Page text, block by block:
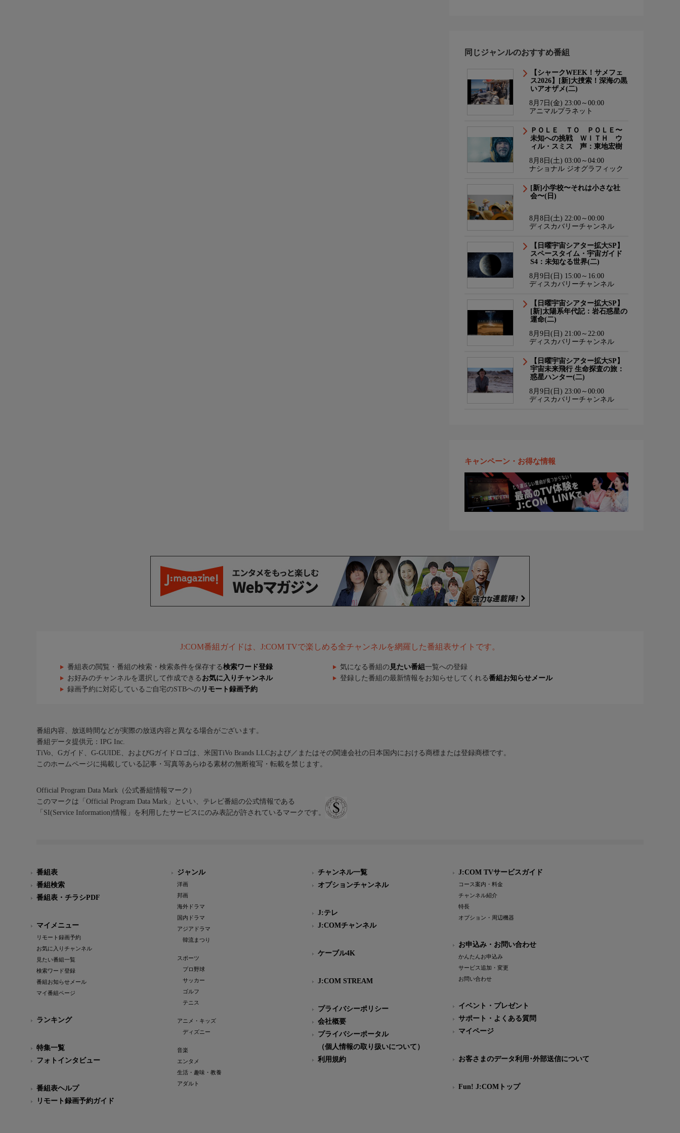
同じジャンルのおすすめ番組
【シャークWEEK！サメフェ
ス2026】[新]大捜索！深海の黒
いアオザメ(二)
8月7日(金) 23:00～00:00
アニマルプラネット
ＰＯＬＥ ＴＯ ＰＯＬＥ〜
未知への挑戦 ＷＩＴＨ ウ
ィル・スミス 声：東地宏樹
8月8日(土) 03:00～04:00
ナショナル ジオグラフィック
[新]小学校〜それは小さな社
会〜(日)
8月8日(土) 22:00～00:00
ディスカバリーチャンネル
【日曜宇宙シアター拡大SP】
スペースタイム・宇宙ガイド
S4：未知なる世界(二)
8月9日(日) 15:00～16:00
ディスカバリーチャンネル
【日曜宇宙シアター拡大SP】
[新]太陽系年代記：岩石惑星の
運命(二)
8月9日(日) 21:00～22:00
ディスカバリーチャンネル
【日曜宇宙シアター拡大SP】
宇宙未来飛行 生命探査の旅：
惑星ハンター(二)
8月9日(日) 23:00～00:00
ディスカバリーチャンネル
キャンペーン・お得な情報
J:COM番組ガイドは、J:COM TVで楽しめる全チャンネルを網羅した番組表サイトです。
番組表の閲覧・番組の検索・検索条件を保存する検索ワード登録 気になる番組の 見たい番組 一覧への登録
お好みのチャンネルを選択して作成できる お気に入りチャンネル 登録した番組の最新情報をお知らせしてくれる番組お知らせメール
録画予約に対応しているご自宅のSTBへの リモート録画予約
番組内容、放送時間などが実際の放送内容と異なる場合がございます。
番組データ提供元：IPG Inc.
TiVo、Gガイド、G-GUIDE、およびGガイドロゴは、米国TiVo Brands LLCおよび／またはその関連会社の日本国内における商標または登録商標です。
このホームページに掲載している記事・写真等あらゆる素材の無断複写・転載を禁じます。
Official Program Data Mark（公式番組情報マーク）
このマークは「Official Program Data Mark」といい、テレビ番組の公式情報である
「SI(Service Information)情報」を利用したサービスにのみ表記が許されているマークです。
番組表
番組検索
番組表・チラシPDF
マイメニュー
リモート録画予約
お気に入りチャンネル
見たい番組一覧
検索ワード登録
番組お知らせメール
マイ番組ページ
ランキング
特集一覧
フォトインタビュー
番組表ヘルプ
リモート録画予約ガイド
ジャンル
洋画
邦画
海外ドラマ
国内ドラマ
アジアドラマ
韓流まつり
スポーツ
プロ野球
サッカー
ゴルフ
テニス
アニメ・キッズ
ディズニー
音楽
エンタメ
生活・趣味・教養
アダルト
チャンネル一覧
オプションチャンネル
J:テレ
J:COMチャンネル
ケーブル4K
J:COM STREAM
プライバシーポリシー
会社概要
プライバシーポータル
（個人情報の取り扱いについて）
利用規約
J:COM TVサービスガイド
コース案内・料金
チャンネル紹介
特長
オプション・周辺機器
お申込み・お問い合わせ
かんたんお申込み
サービス追加・変更
お問い合わせ
イベント・プレゼント
サポート・よくある質問
マイページ
お客さまのデータ利用･外部送信について
Fun! J:COMトップ